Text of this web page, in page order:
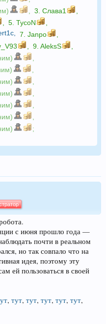
3. Слава1
5. TycoN
7. Janpo
9. AleksS
;
с июня прошло года —
почти в реальном
но так совпало что на
идея, поэтому эту
ей пользоваться в своей
, тут, тут, тут, тут, тут,